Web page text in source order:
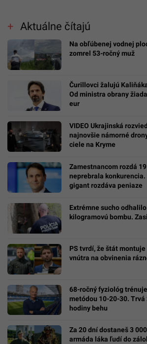
Aktuálne čítajú
Na obľúbenej vodnej
zomrel 53-ročný muž
Čurillovci žalujú
Od ministra obrany
eur
VIDEO Ukrajinská
najnovšie námorné
ciele na Kryme
Zamestnancom rozdá
neprebrala
gigant rozdáva peniaze
Extrémne sucho
kilogramovú bombu.
PS tvrdí, že štát
vnútra na obvinenia
68-ročný fyziológ
metódou 10-20-30.
hodiny behu
Za 20 dní dostaneš 3
armáda láka ľudí do